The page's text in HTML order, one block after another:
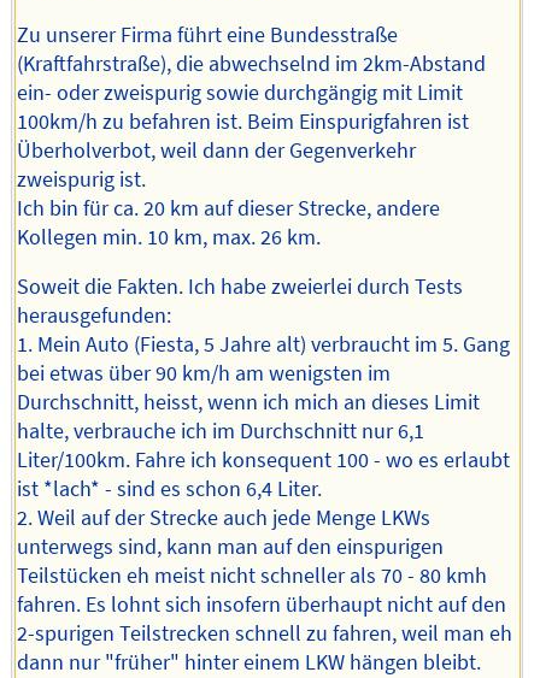
Zu unserer Firma führt eine Bundesstraße
(Kraftfahrstraße), die abwechselnd im 2km-Abstand
ein- oder zweispurig sowie durchgängig mit Limit
100km/h zu befahren ist. Beim Einspurigfahren ist
Überholverbot, weil dann der Gegenverkehr
zweispurig ist.
Ich bin für ca. 20 km auf dieser Strecke, andere
Kollegen min. 10 km, max. 26 km.
Soweit die Fakten. Ich habe zweierlei durch Tests
herausgefunden:
1. Mein Auto (Fiesta, 5 Jahre alt) verbraucht im 5. Gang
bei etwas über 90 km/h am wenigsten im
Durchschnitt, heisst, wenn ich mich an dieses Limit
halte, verbrauche ich im Durchschnitt nur 6,1
Liter/100km. Fahre ich konsequent 100 - wo es erlaubt
ist *lach* - sind es schon 6,4 Liter.
2. Weil auf der Strecke auch jede Menge LKWs
unterwegs sind, kann man auf den einspurigen
Teilstücken eh meist nicht schneller als 70 - 80 kmh
fahren. Es lohnt sich insofern überhaupt nicht auf den
2-spurigen Teilstrecken schnell zu fahren, weil man eh
dann nur "früher" hinter einem LKW hängen bleibt.